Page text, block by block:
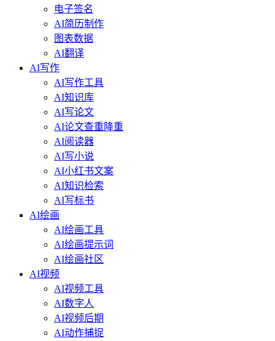
电子签名
AI简历制作
图表数据
AI翻译
AI写作
AI写作工具
AI知识库
AI写论文
AI论文查重降重
AI阅读器
AI写小说
AI小红书文案
AI知识检索
AI写标书
AI绘画
AI绘画工具
AI绘画提示词
AI绘画社区
AI视频
AI视频工具
AI数字人
AI视频后期
AI动作捕捉